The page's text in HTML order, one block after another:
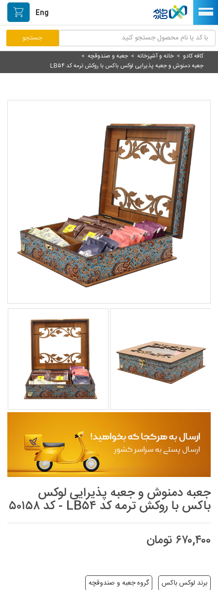
Eng
مرکز پاسخگویی مشتریان
نصب اپلیکیشن اندرویدی
صفحه اصلی
پیگیری سفارشات
دسته بندی محصولات
خیابان هنر/بازار دستآفریده ها
حمایت از تولیدکنندگان
محصولات تازه رسیده
ورود به پنل تامین کنندگان
سوالات متداول
کافه کادو > خانه و آشپزخانه > جعبه و صندوقچه >
جعبه دمنوش و جعبه پذیرایی لوکس باکس با روکش ترمه کد LB۵۴
جعبه دمنوش و جعبه پذیرایی لوکس
باکس با روکش ترمه کد LB۵۴ - کد ۵۰۱۵۸
۶۷۰,۴۰۰ تومان
برند لوکس باکس گروه جعبه و صندوقچه